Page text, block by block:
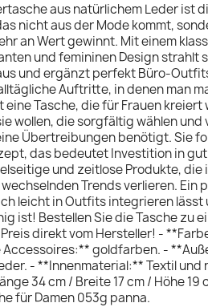
aus natürlichem Leder ist
nicht aus der Mode kommt,
an Wert gewinnt. Mit einem
und femininen Design strahlt
und ergänzt perfekt Büro-
Auftritte, in denen man
eine Tasche, die für Frauen kreiert
wollen, die sorgfältig wählen und
Übertreibungen benötigt. Sie
das bedeutet Investition in
und zeitlose Produkte, die
Trends verlieren. Ein
leicht in Outfits integrieren lässt
ist! Bestellen Sie die Tasche zu
direkt vom Hersteller! -
goldfarben. -
- **Innenmaterial:** Textil und
34 cm / Breite 17 cm / Höhe 19
für Damen 053g panna.